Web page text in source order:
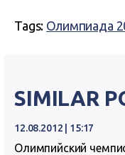
Tags: Олимпиада
SIMILAR
12.08.2012 | 15:17
Олимпийский